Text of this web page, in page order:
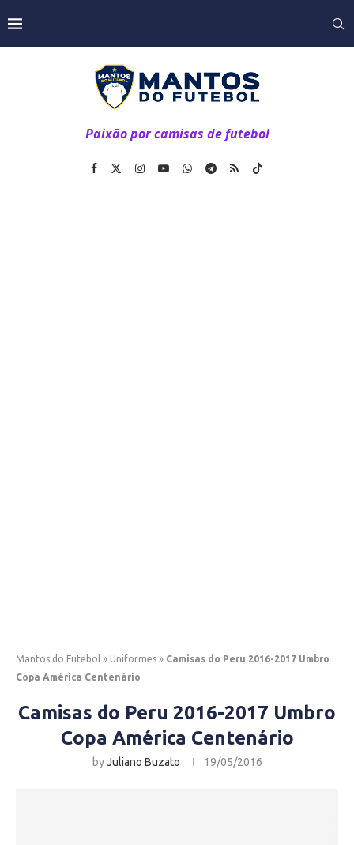
Paixão por camisas de futebol
Mantos do Futebol » Uniformes » Camisas do Peru 2016-2017 Umbro
Copa América Centenário
Camisas do Peru 2016-2017 Umbro
Copa América Centenário
byJuliano Buzato 19/05/2016